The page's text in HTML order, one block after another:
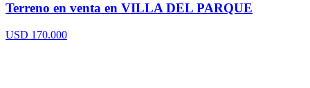
Terreno en venta en VILLA DEL PARQUE
USD 170.000